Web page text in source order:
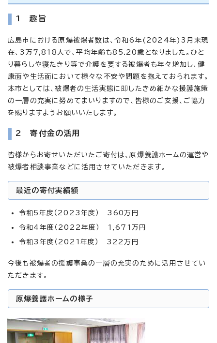
1 趣旨
広島市における原爆被爆者数は、令和6年(2024年)3月末現
在、3万7,818人で、平均年齢も85.20歳となりました。ひと
り暮らしや寝たきり等で介護を要する被爆者も年々増加し、健
康面や生活面において様々な不安や問題を抱えておられます。
本市としては、被爆者の生活実態に即したきめ細かな援護施策
の一層の充実に努めてまいりますので、皆様のご支援、ご協力
を賜りますようお願いいたします。
2 寄付金の活用
皆様からお寄せいただいたご寄付は、原爆養護ホームの運営や
被爆者相談事業などに活用させていただきます。
最近の寄付実績額
令和5年度（2023年度） 360万円
令和4年度（2022年度） 1,671万円
令和3年度（2021年度） 322万円
今後も被爆者の援護事業の一層の充実のために活用させてい
ただきます。
原爆養護ホームの様子